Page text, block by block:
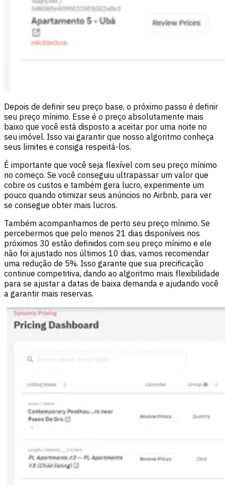
Depois de definir seu preço base, o próximo passo é definir
seu preço mínimo. Esse é o preço absolutamente mais
baixo que você está disposto a aceitar por uma noite no
seu imóvel. Isso vai garantir que nosso algoritmo conheça
seus limites e consiga respeitá-los.
É importante que você seja flexível com seu preço mínimo
no começo. Se você conseguiu ultrapassar um valor que
cobre os custos e também gera lucro, experimente um
pouco quando otimizar seus anúncios no Airbnb, para ver
se consegue obter mais lucros.
Também acompanhamos de perto seu preço mínimo. Se
percebermos que pelo menos 21 dias disponíveis nos
próximos 30 estão definidos com seu preço mínimo e ele
não foi ajustado nos últimos 10 dias, vamos recomendar
uma redução de 5%. Isso garante que sua precificação
continue competitiva, dando ao algoritmo mais flexibilidade
para se ajustar a datas de baixa demanda e ajudando você
a garantir mais reservas.